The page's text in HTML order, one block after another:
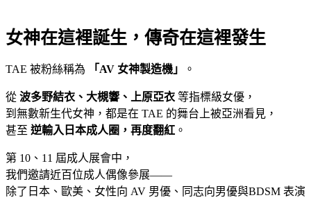
女神在這裡誕生，傳奇在這裡發生
TAE 被粉絲稱為 「AV 女神製造機」 。
從 波多野結衣、大槻響、上原亞衣 等指標級女優，
到無數新生代女神，都是在 TAE 的舞台上被亞洲看見，
甚至 逆輸入日本成人圈，再度翻紅 。
第 10、11 屆成人展會中，
我們邀請近百位成人偶像參展——
除了日本、歐美、女性向 AV 男優、同志向男優與BDSM 表演